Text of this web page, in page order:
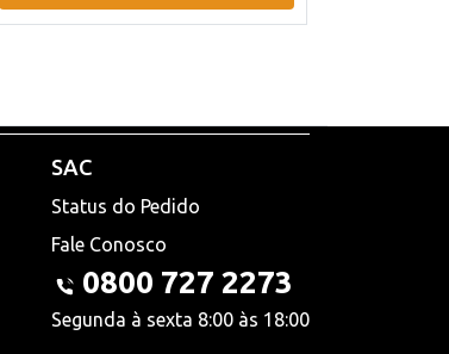
SAC
Status do Pedido
Fale Conosco
0800 727 2273
Segunda à sexta 8:00 às 18:00